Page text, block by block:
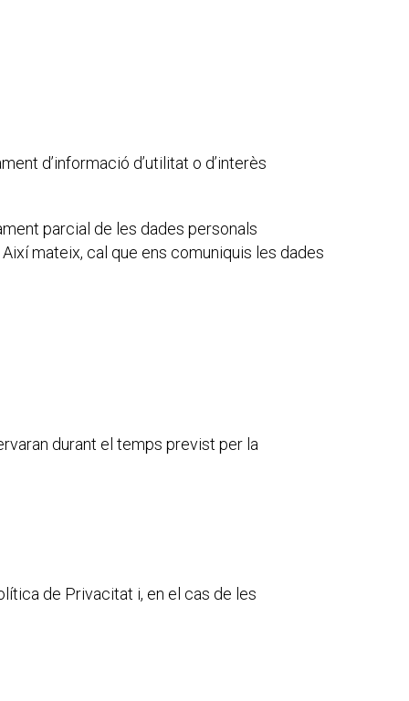
d’informació d’utilitat o d’interès
parcial de les dades personals
mateix, cal que ens comuniquis les dades
durant el temps previst per la
de Privacitat i, en el cas de les